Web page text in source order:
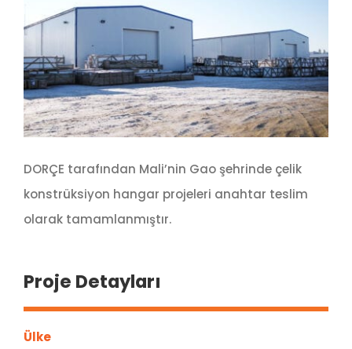
DORÇE tarafından Mali’nin Gao şehrinde çelik
konstrüksiyon hangar projeleri anahtar teslim
olarak tamamlanmıştır.
Proje Detayları
Ülke